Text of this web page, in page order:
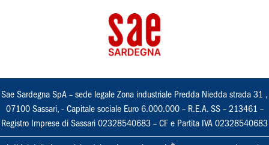
Sae Sardegna SpA – sede legale Zona industriale Predda Niedda strada 31 ,
07100 Sassari, - Capitale sociale Euro 6.000.000 – R.E.A. SS – 213461 –
Registro Imprese di Sassari 02328540683 – CF e Partita IVA 02328540683